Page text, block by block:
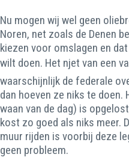
Nu mogen wij wel geen
Noren, net zoals de Denen
kiezen voor omslagen en
wilt doen. Het njet van een
waarschijnlijk de federale
dan hoeven ze niks te
waan van de dag) is
kost zo goed als niks meer.
muur rijden is voorbij deze
geen probleem.